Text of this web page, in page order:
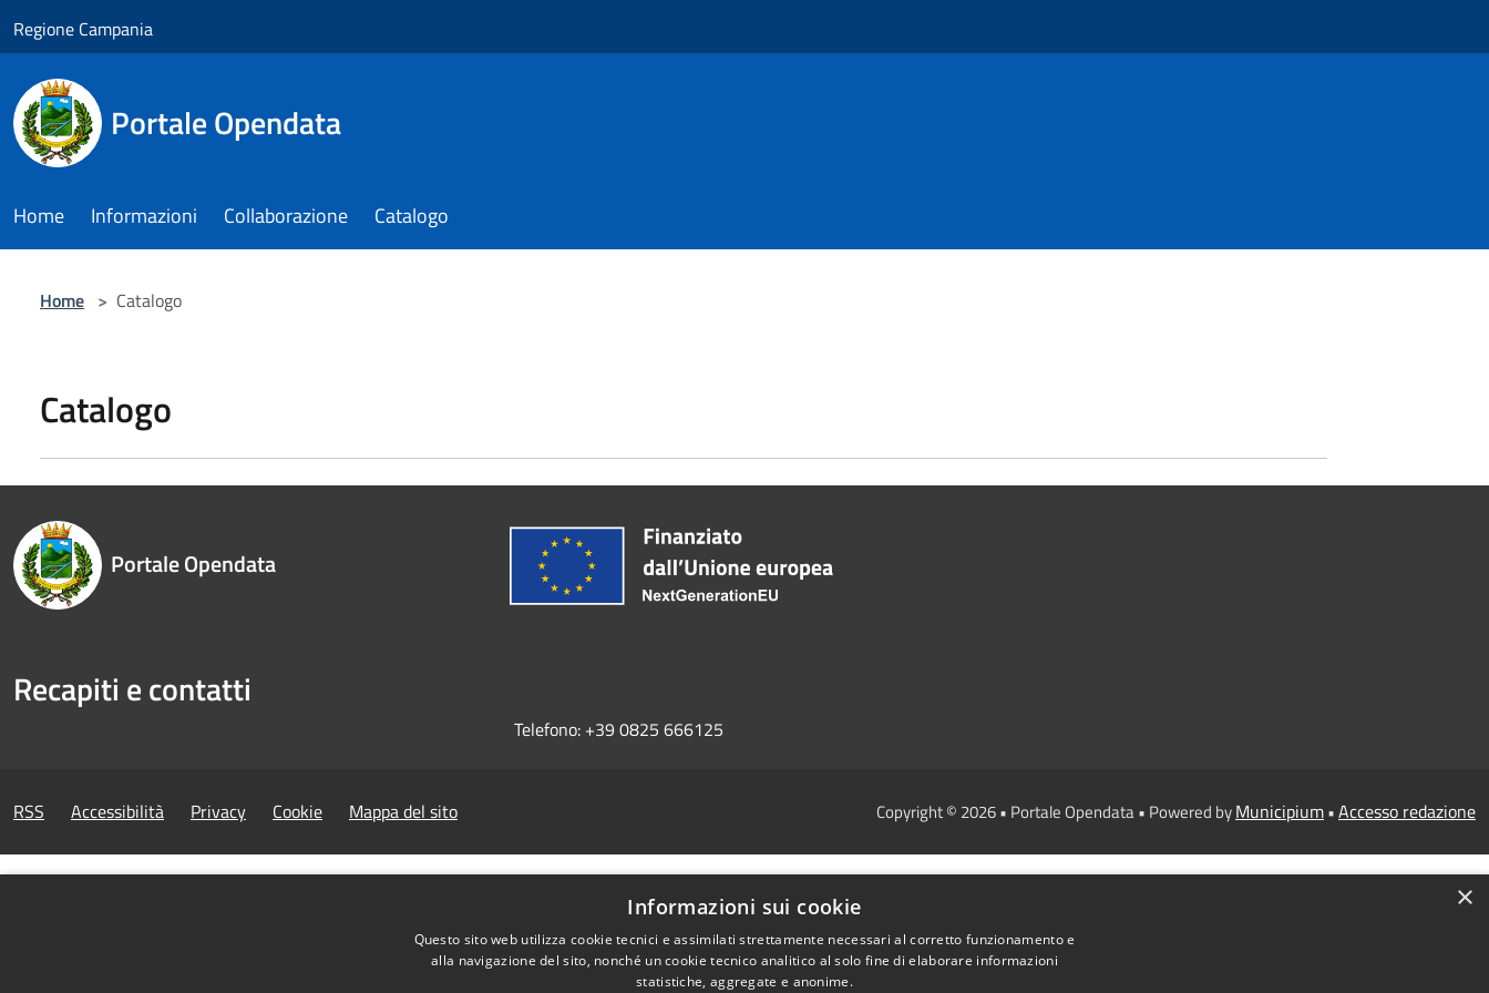
Regione Campania
Portale Opendata
Home Informazioni Collaborazione Catalogo
Home > Catalogo
Catalogo
Portale Opendata
Recapiti e contatti
Telefono: +39 0825 666125
RSS Accessibilità Privacy Cookie Mappa del sito Copyright © 2026 • Portale Opendata • Powered byMunicipium•Accesso redazione
×
Informazioni sui cookie
Questo sito web utilizza cookie tecnici e assimilati strettamente necessari al corretto funzionamento e
alla navigazione del sito, nonché un cookie tecnico analitico al solo fine di elaborare informazioni
statistiche, aggregate e anonime.